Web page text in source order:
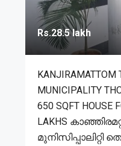
Rs.28.5 lakh
KANJIRAMATTOM
MUNICIPALITY
650 SQFT HOUSE
LAKHS